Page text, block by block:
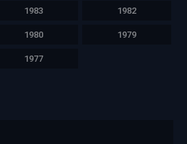
1983 1982
1980 1979
1977